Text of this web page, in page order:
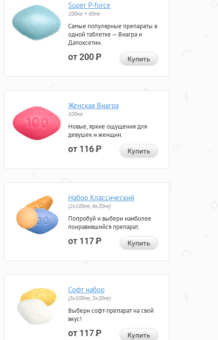
Super P-force
100мг + 60мг
Самые популярные препараты в
одной таблетке — Виагра и
Дапоксетин.
от 200Р Купить
Женская Виагра
100мг
Новые, яркие ощущения для
девушек и женщин.
от 116Р Купить
Набор Классический
(2x100мг, 4x20мг)
Попробуй и выбери наиболее
понравившийся препарат.
от 117Р Купить
Софт набор
(3x100мг, 3x20мг)
Выбери софт-препарат на свой
вкус!
от 117Р Купить